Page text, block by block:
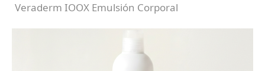
Veraderm IOOX Emulsión Corporal